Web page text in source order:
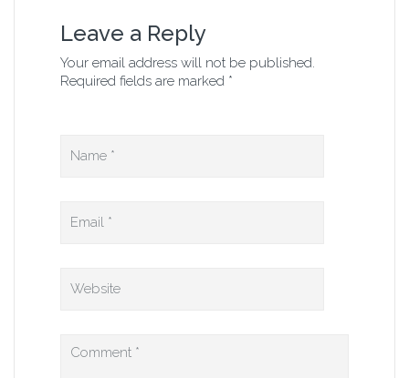
Leave a Reply
Your email address will not be published.
Required fields are marked *